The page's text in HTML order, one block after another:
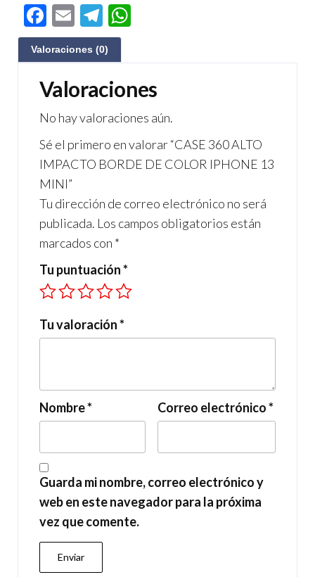
F
ac
e
b
o
o
k
E
m
ail
Te
le
gr
a
m
s
A
p
p
Valoraciones (0)
Valoraciones
No hay valoraciones aún.
Sé el primero en valorar “CASE 360 ALTO
IMPACTO BORDE DE COLOR IPHONE 13
MINI”
Tu dirección de correo electrónico no será
publicada. Los campos obligatorios están
marcados con *
Tu puntuación*
Tu valoración*
Nombre* Correo electrónico*
Guarda mi nombre, correo electrónico y
web en este navegador para la próxima
vez que comente.